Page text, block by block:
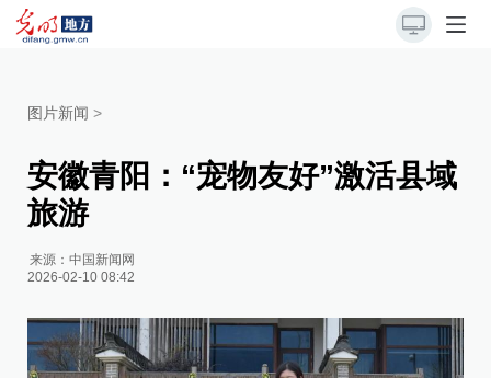
图片新闻 >
安徽青阳：“宠物友好”激活县域
旅游
来源：中国新闻网
2026-02-10 08:42